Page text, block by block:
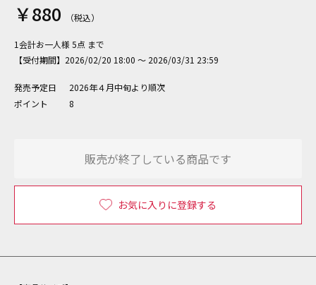
￥880
1会計お一人様 5点 まで
【受付期間】2026/02/20 18:00 ～ 2026/03/31 23:59
発売予定日
2026年４月中旬より順次
ポイント
8
お気に入りに登録する
販売が終了している商品です